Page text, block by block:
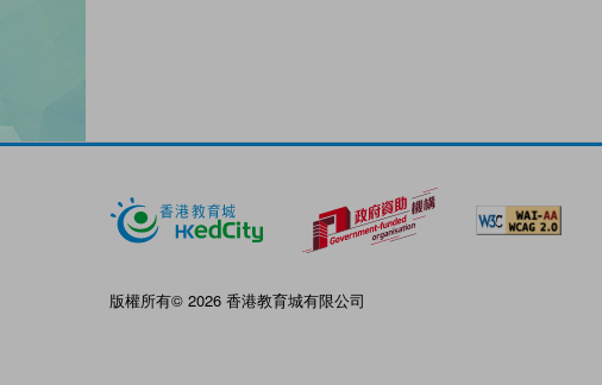
版權所有© 2026 香港教育城有限公司